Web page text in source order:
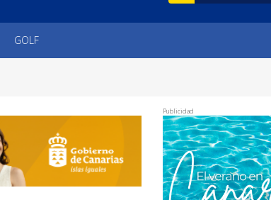
GOLF
Publicidad